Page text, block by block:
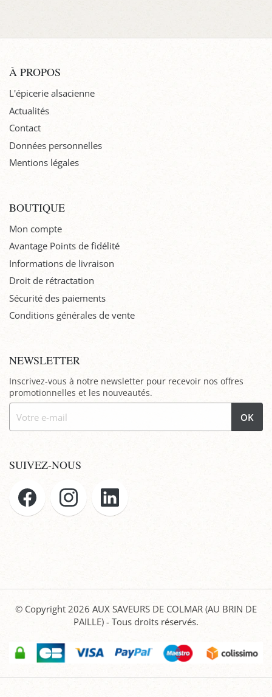
À PROPOS
L'épicerie alsacienne
Actualités
Contact
Données personnelles
Mentions légales
BOUTIQUE
Mon compte
Avantage Points de fidélité
Informations de livraison
Droit de rétractation
Sécurité des paiements
Conditions générales de vente
NEWSLETTER
Inscrivez-vous à notre newsletter pour recevoir nos offres
promotionnelles et les nouveautés.
OK
SUIVEZ-NOUS
© Copyright 2026 AUX SAVEURS DE COLMAR (AU BRIN DE
PAILLE) - Tous droits réservés.